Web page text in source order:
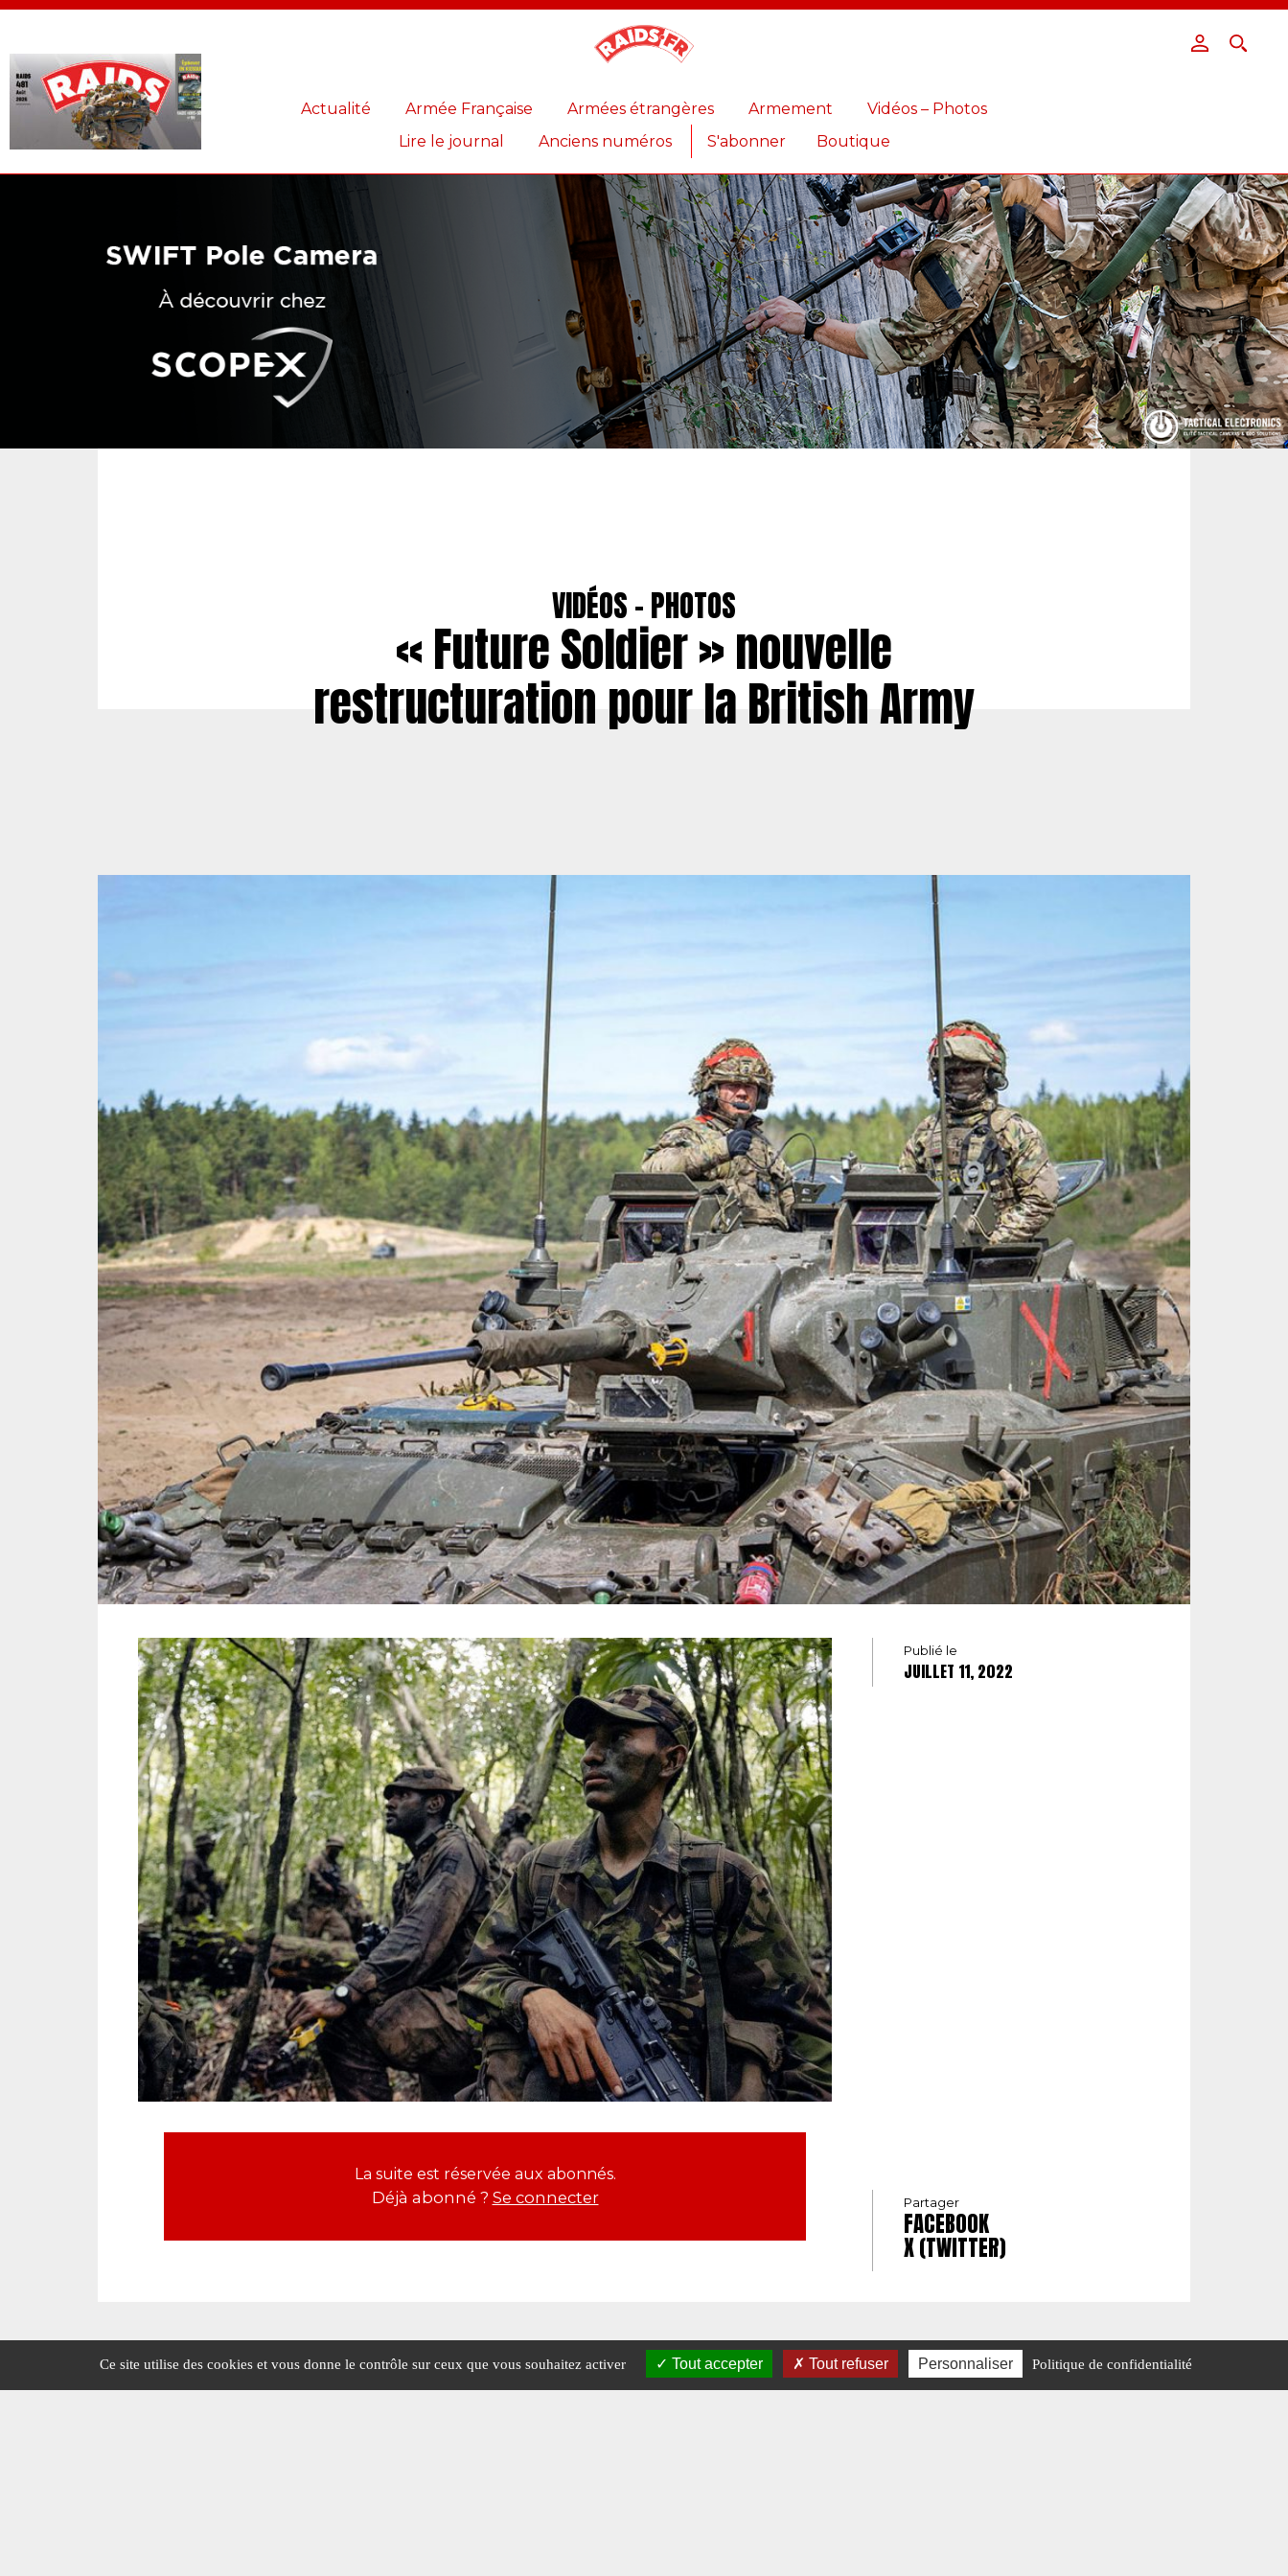
Actualité Armée Française Armées étrangères Armement
Vidéos – Photos
Lire le journal
Anciens numéros S'abonner Boutique
VIDÉOS - PHOTOS
« Future Soldier » nouvelle
restructuration pour la British Army
La suite est réservée aux abonnés.
Déjà abonné ? Se connecter
Publié le
JUILLET 11, 2022
Partager
FACEBOOK
X (TWITTER)
Panneau de gestion des cookies
Ce site utilise des cookies et vous donne le contrôle sur ceux que vous souhaitez activer Tout accepter Tout refuser Personnaliser Politique de confidentialité